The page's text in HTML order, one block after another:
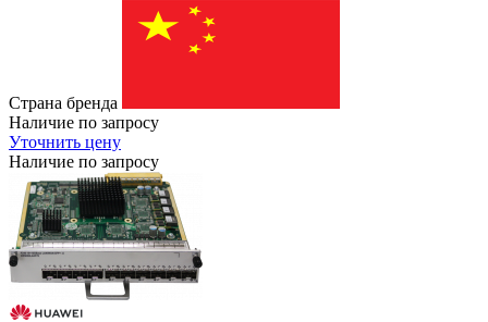
Страна бренда
Наличие по запросу
Уточнить цену
Наличие по запросу